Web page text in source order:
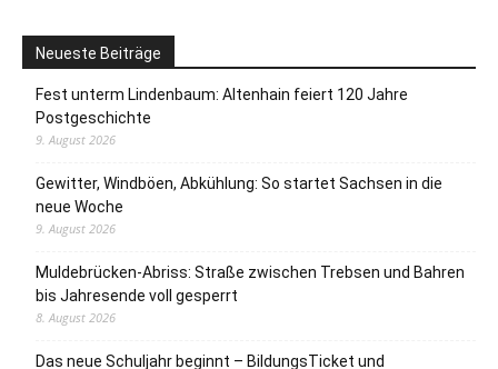
Neueste Beiträge
Fest unterm Lindenbaum: Altenhain feiert 120 Jahre
Postgeschichte
9. August 2026
Gewitter, Windböen, Abkühlung: So startet Sachsen in die
neue Woche
9. August 2026
Muldebrücken-Abriss: Straße zwischen Trebsen und Bahren
bis Jahresende voll gesperrt
8. August 2026
Das neue Schuljahr beginnt – BildungsTicket und